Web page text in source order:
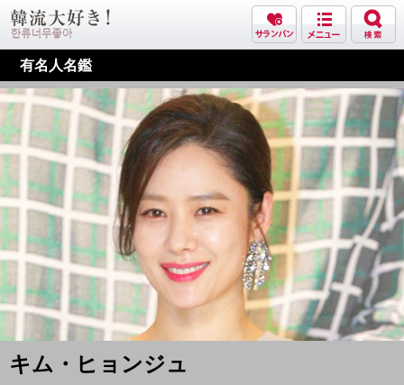
有名人名鑑
キム・ヒョンジュ